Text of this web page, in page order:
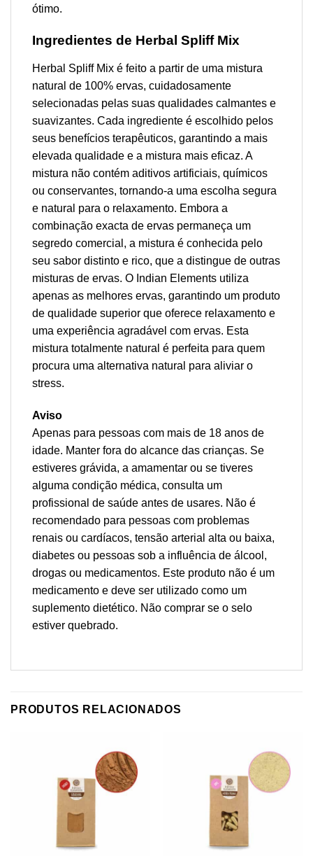
ótimo.
Ingredientes de Herbal Spliff Mix
Herbal Spliff Mix é feito a partir de uma mistura
natural de 100% ervas, cuidadosamente
selecionadas pelas suas qualidades calmantes e
suavizantes. Cada ingrediente é escolhido pelos
seus benefícios terapêuticos, garantindo a mais
elevada qualidade e a mistura mais eficaz. A
mistura não contém aditivos artificiais, químicos
ou conservantes, tornando-a uma escolha segura
e natural para o relaxamento. Embora a
combinação exacta de ervas permaneça um
segredo comercial, a mistura é conhecida pelo
seu sabor distinto e rico, que a distingue de outras
misturas de ervas. O Indian Elements utiliza
apenas as melhores ervas, garantindo um produto
de qualidade superior que oferece relaxamento e
uma experiência agradável com ervas. Esta
mistura totalmente natural é perfeita para quem
procura uma alternativa natural para aliviar o
stress.
Aviso
Apenas para pessoas com mais de 18 anos de
idade. Manter fora do alcance das crianças. Se
estiveres grávida, a amamentar ou se tiveres
alguma condição médica, consulta um
profissional de saúde antes de usares. Não é
recomendado para pessoas com problemas
renais ou cardíacos, tensão arterial alta ou baixa,
diabetes ou pessoas sob a influência de álcool,
drogas ou medicamentos. Este produto não é um
medicamento e deve ser utilizado como um
suplemento dietético. Não comprar se o selo
estiver quebrado.
PRODUTOS RELACIONADOS